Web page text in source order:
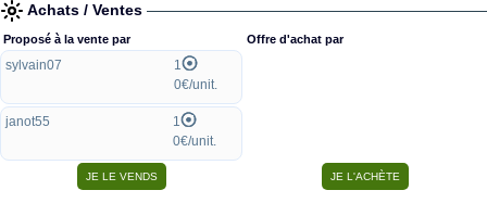
Achats / Ventes
Proposé à la vente par
sylvain07
1
0€/unit.
janot55
1
0€/unit.
Offre d'achat par